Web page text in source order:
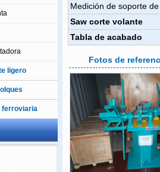
ligero
ferroviaria
Medición de soporte
Saw corte volante
Tabla de acabado
Fotos de